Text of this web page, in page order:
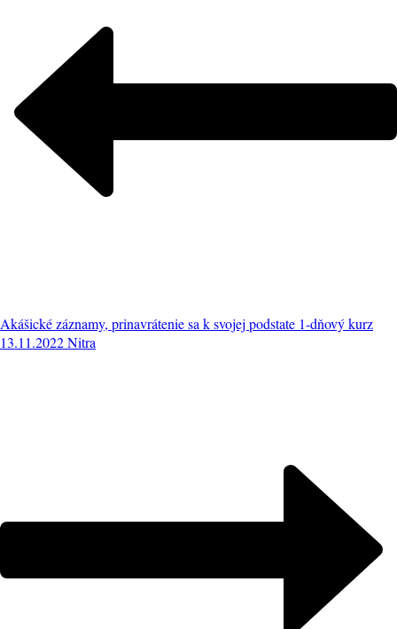
Akášické záznamy, prinavrátenie sa k svojej podstate 1-dňový kurz
13.11.2022 Nitra